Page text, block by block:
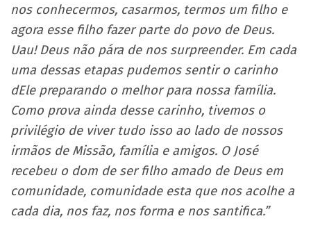
nos conhecermos, casarmos, termos um filho e
agora esse filho fazer parte do povo de Deus.
Uau! Deus não pára de nos surpreender. Em cada
uma dessas etapas pudemos sentir o carinho
dEle preparando o melhor para nossa família.
Como prova ainda desse carinho, tivemos o
privilégio de viver tudo isso ao lado de nossos
irmãos de Missão, família e amigos. O José
recebeu o dom de ser filho amado de Deus em
comunidade, comunidade esta que nos acolhe a
cada dia, nos faz, nos forma e nos santifica.”